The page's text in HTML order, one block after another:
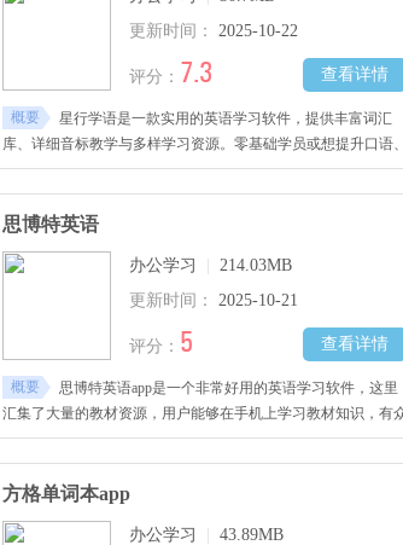
更新时间：
2025-10-22
查看详情
评分： 7.3
概要
星行学语是一款实用的英语学习软件，提供丰富词汇
库、详细音标教学与多样学习资源。零基础学员或想提升口语、
听力、阅读、写作能力者，都能在此找到适合课程。软件支持
性化学习路径推荐，结合互动课堂、每日地道对话及外教课程
助用户快速提英语水平。
思博特英语
办公学习
214.03MB
更新时间：
2025-10-21
查看详情
评分： 5
概要
思博特英语app是一个非常好用的英语学习软件，这里
汇集了大量的教材资源，用户能够在手机上学习教材知识，有
多真人对话资源，支持在线听英语，可以自己配音和录音
方格单词本app
办公学习
43.89MB